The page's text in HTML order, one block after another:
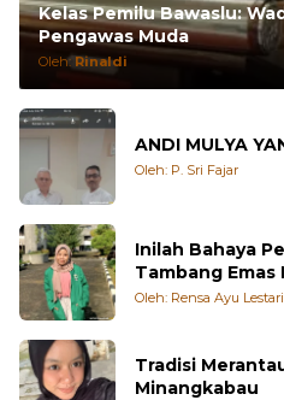
Kelas Pemilu Bawaslu:
Pengawas Muda
Oleh:Rinaldi
ANDI MULYA
Oleh: P. Sri Fajar
Inilah Bahaya
Tambang Emas
Oleh: Rensa Ayu Lestari
Tradisi
Minangkabau